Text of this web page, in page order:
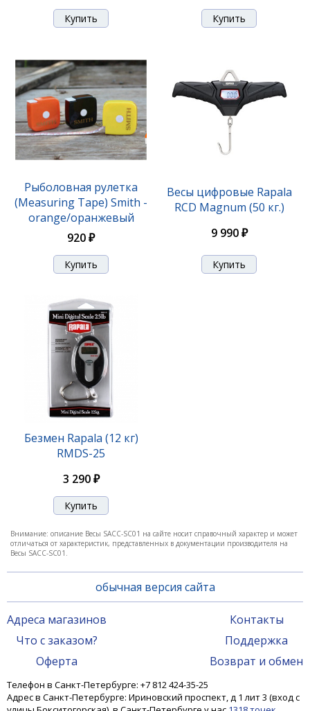
Рыболовная рулетка
(Measuring Tape) Smith -
orange/оранжевый
920 ₽
Весы цифровые Rapala
RCD Magnum (50 кг.)
9 990 ₽
Безмен Rapala (12 кг)
RMDS-25
3 290 ₽
Внимание: описание Весы SACC-SC01 на сайте носит справочный характер и может
отличаться от характеристик, представленных в документации производителя на
Весы SACC-SC01.
обычная версия сайта
Адреса магазинов
Что с заказом?
Оферта
Контакты
Поддержка
Возврат и обмен
Телефон в Санкт-Петербурге: +7 812 424-35-25
Адрес в Санкт-Петербурге: Ириновский проспект, д 1 лит 3 (вход с